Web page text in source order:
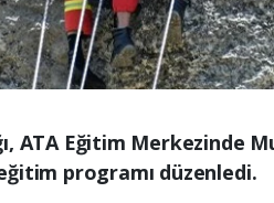
ATA Eğitim Merkezinde
programı düzenledi.